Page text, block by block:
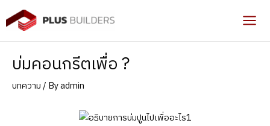
to
content
บ่มคอนกรีตเพื่อ ?
บทความ/ Byadmin